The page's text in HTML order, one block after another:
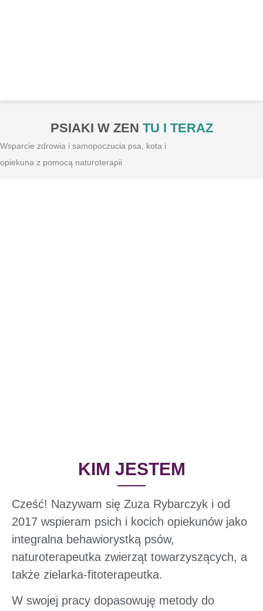
PSIAKI W ZEN TU I TERAZ
Wsparcie zdrowia i samopoczucia psa, kota i
opiekuna z pomocą naturoterapii
KIM JESTEM
Cześć! Nazywam się Zuza Rybarczyk i od
2017 wspieram psich i kocich opiekunów jako
integralna behawiorystką psów,
naturoterapeutka zwierząt towarzyszących, a
także zielarka-fitoterapeutka.
W swojej pracy dopasowuję metody do